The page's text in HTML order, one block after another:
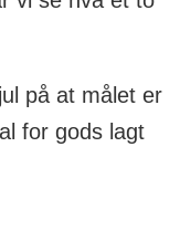
på at målet er
for gods lagt